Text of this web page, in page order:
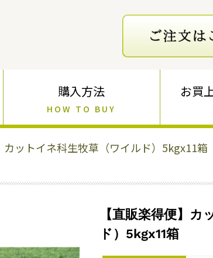
購入方法
HOW TO BUY
お買
カットイネ科生牧草（ワイルド）5kgx11箱
【直販楽得便】
ド）5kgx11箱